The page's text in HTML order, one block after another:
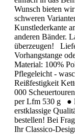
Wunsch bieten
schweren
Kunstlederkante
anderen Bänder.
überzeugen!
Vorhangstange
Material: 100%
Pflegeleicht -
Reißfestigkeit
000
per Lfm 530 g ●
erstklassige
bestellen! Bei
Ihr Classico-